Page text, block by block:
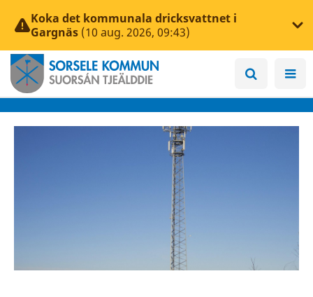
Koka det kommunala dricksvattnet i
Gargnäs (10 aug. 2026, 09:43)